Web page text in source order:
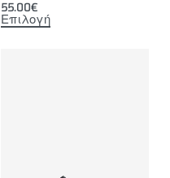
55.00€
Επιλογή